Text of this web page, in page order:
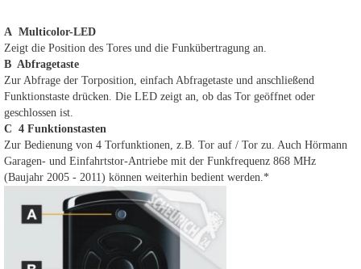
A Multicolor-LED
Zeigt die Position des Tores und die Funkübertragung an.
B Abfragetaste
Zur Abfrage der Torposition, einfach Abfragetaste und anschließend
Funktionstaste drücken. Die LED zeigt an, ob das Tor geöffnet oder
geschlossen ist.
C 4 Funktionstasten
Zur Bedienung von 4 Torfunktionen, z.B. Tor auf / Tor zu. Auch Hörmann
Garagen- und Einfahrtstor-Antriebe mit der Funkfrequenz 868 MHz
(Baujahr 2005 - 2011) können weiterhin bedient werden.*